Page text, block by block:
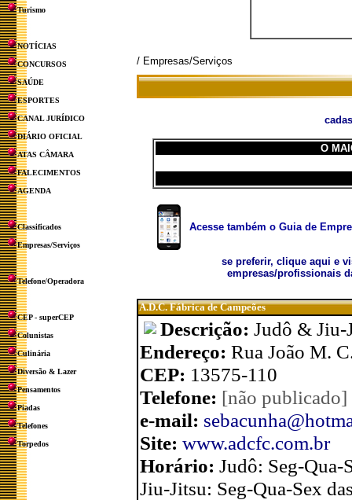
Turismo
NOTÍCIAS
CONCURSOS
SAÚDE
ESPORTES
CANAL JURÍDICO
DIÁRIO OFICIAL
ATAS CÂMARA
FALECIMENTOS
AGENDA
Classificados
Empresas/Serviços
Telefone/Operadora
CEP - superCEP
Colunistas
Culinária
Diversão & Lazer
Pensamentos
Piadas
Telefones
Torpedos
/ Empresas/Serviços
O
Acesse também o Guia de
se preferir, clique aqui e
empresas/profissionais
A.D.C. Fábrica de Campeões
Descrição: Judô & Jiu-
Endereço: Rua João M.
CEP: 13575-110
Telefone: [não publicado]
e-mail:
Site: www.adcfc.com.br
Horário: Judô: Seg-Qua-
Jiu-Jitsu: Seg-Qua-Sex